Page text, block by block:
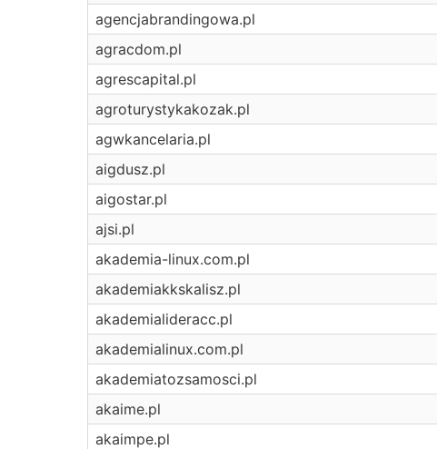
agencjabrandingowa.pl
agracdom.pl
agrescapital.pl
agroturystykakozak.pl
agwkancelaria.pl
aigdusz.pl
aigostar.pl
ajsi.pl
akademia-linux.com.pl
akademiakkskalisz.pl
akademialideracc.pl
akademialinux.com.pl
akademiatozsamosci.pl
akaime.pl
akaimpe.pl